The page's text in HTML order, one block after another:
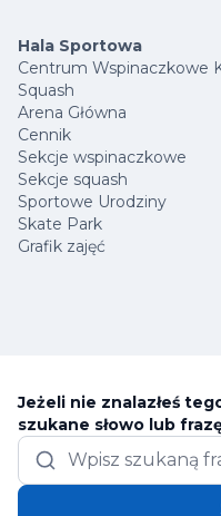
Hala Sportowa
Centrum Wspinaczkowe
Squash
Arena Główna
Cennik
Sekcje wspinaczkowe
Sekcje squash
Sportowe Urodziny
Skate Park
Grafik zajęć
Jeżeli nie znalazłeś
szukane słowo lub